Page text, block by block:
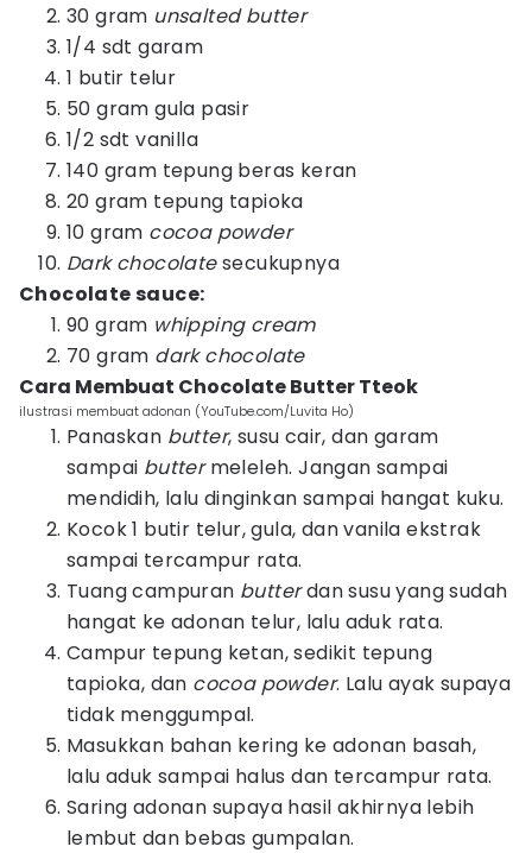
30 gram unsalted butter
1/4 sdt garam
1 butir telur
50 gram gula pasir
1/2 sdt vanilla
140 gram tepung beras keran
20 gram tepung tapioka
10 gram cocoa powder
Dark chocolatesecukupnya
Chocolate sauce:
90 gram whipping cream
70 gram dark chocolate
Cara Membuat Chocolate Butter Tteok
ilustrasi membuat adonan (YouTube.com/Luvita Ho)
Panaskan butter, susu cair, dan garam
sampai buttermeleleh. Jangan sampai
mendidih, lalu dinginkan sampai hangat kuku.
Kocok 1 butir telur, gula, dan vanila ekstrak
sampai tercampur rata.
Tuang campuran butterdan susu yang sudah
hangat ke adonan telur, lalu aduk rata.
Campur tepung ketan, sedikit tepung
tapioka, dan cocoa powder. Lalu ayak supaya
tidak menggumpal.
Masukkan bahan kering ke adonan basah,
lalu aduk sampai halus dan tercampur rata.
Saring adonan supaya hasil akhirnya lebih
lembut dan bebas gumpalan.